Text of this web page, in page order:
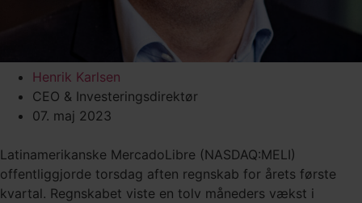
Henrik Karlsen
CEO & Investeringsdirektør
07. maj 2023
Latinamerikanske MercadoLibre (NASDAQ:MELI)
offentliggjorde torsdag aften regnskab for årets første
kvartal. Regnskabet viste en tolv måneders vækst i